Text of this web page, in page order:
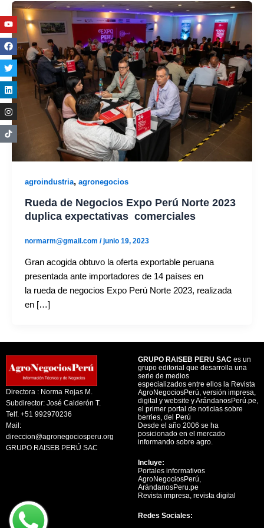
agroindustria, agronegocios
Rueda de Negocios Expo Perú Norte 2023
duplica expectativas comerciales
normarm@gmail.com /junio 19, 2023
Gran acogida obtuvo la oferta exportable peruana
presentada ante importadores de 14 países en
la rueda de negocios Expo Perú Norte 2023, realizada
en […]
Directora : Norma Rojas M.
Subdirector: José Calderón T.
Telf. +51 992970236
Mail:
direccion@agronegociosperu.org
GRUPO RAISEB PERÚ SAC
GRUPO RAISEB PERU SAC es un
grupo editorial que desarrolla una
serie de medios
especializados entre ellos la Revista
AgroNegociosPerú, versión impresa,
digital y website y ArándanosPerú.pe,
el primer portal de noticias sobre
berries, del Perú
Desde el año 2006 se ha
posicionado en el mercado
informando sobre agro.
Incluye:
Portales informativos
AgroNegociosPerú,
ArándanosPeru.pe
Revista impresa, revista digital
Redes Sociales:
Youtube
Facebook
Twitter
Linkedin
Instagram